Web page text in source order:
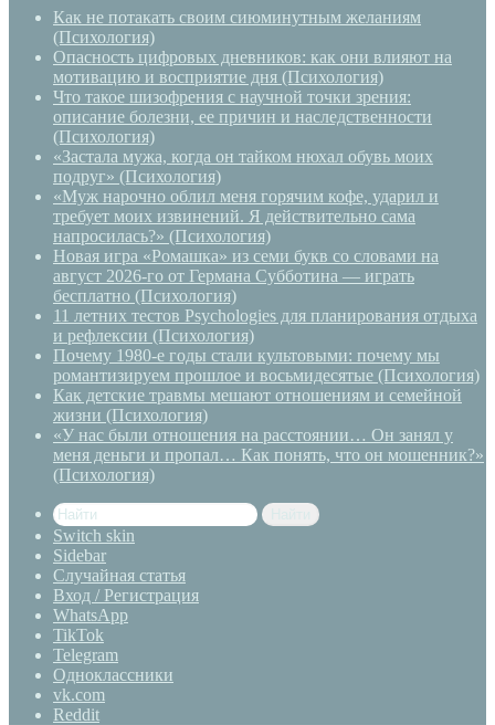
Как не потакать своим сиюминутным желаниям
(Психология)
Опасность цифровых дневников: как они влияют на
мотивацию и восприятие дня (Психология)
Что такое шизофрения с научной точки зрения:
описание болезни, ее причин и наследственности
(Психология)
«Застала мужа, когда он тайком нюхал обувь моих
подруг» (Психология)
«Муж нарочно облил меня горячим кофе, ударил и
требует моих извинений. Я действительно сама
напросилась?» (Психология)
Новая игра «Ромашка» из семи букв со словами на
август 2026-го от Германа Субботина — играть
бесплатно (Психология)
11 летних тестов Psychologies для планирования отдыха
и рефлексии (Психология)
Почему 1980-е годы стали культовыми: почему мы
романтизируем прошлое и восьмидесятые (Психология)
Как детские травмы мешают отношениям и семейной
жизни (Психология)
«У нас были отношения на расстоянии… Он занял у
меня деньги и пропал… Как понять, что он мошенник?»
(Психология)
Switch skin
Sidebar
Случайная статья
Вход / Регистрация
WhatsApp
TikTok
Telegram
Одноклассники
vk.com
Reddit